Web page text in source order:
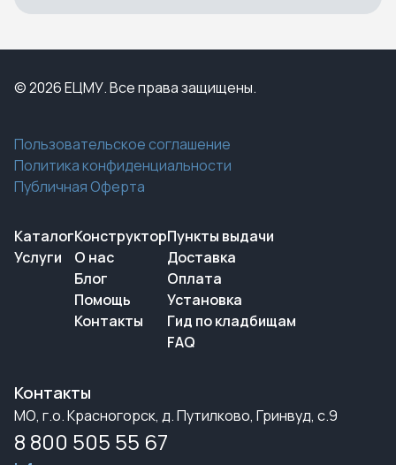
© 2026 ЕЦМУ. Все права защищены.
Пользовательское соглашение
Политика конфиденциальности
Публичная Оферта
Каталог
Услуги
Конструктор
О нас
Блог
Помощь
Контакты
Пункты выдачи
Доставка
Оплата
Установка
Гид по кладбищам
FAQ
Контакты
МО, г.о. Красногорск, д. Путилково, Гринвуд, с.9
8 800 505 55 67